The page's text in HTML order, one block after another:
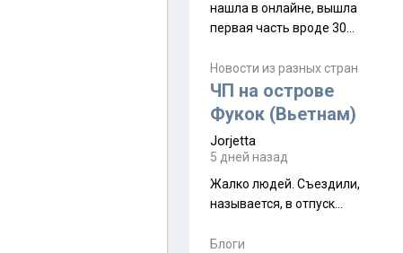
нашла в онлайне, вышла
первая часть вроде 30
Дивали 8 ноября.
Новости из разных стран
ЧП на острове
Фукок (Вьетнам)
Jorjetta
5 дней назад
Жалко людей. Съездили,
называется, в отпуск...
Блоги